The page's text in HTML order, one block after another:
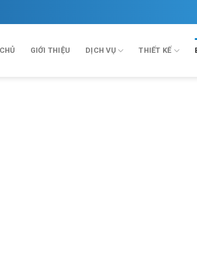
GIỚI THIỆU DỊCH VỤ THIẾT KẾ